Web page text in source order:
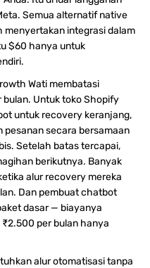
Semua alternatif native
menyertakan integrasi dalam
$60 hanya untuk
Wati membatasi
Untuk toko Shopify
untuk recovery keranjang,
pesanan secara bersamaan
Setelah batas tercapai,
berikutnya. Banyak
alur recovery mereka
Dan pembuat chatbot
dasar — biayanya
per bulan hanya
alur otomatisasi tanpa